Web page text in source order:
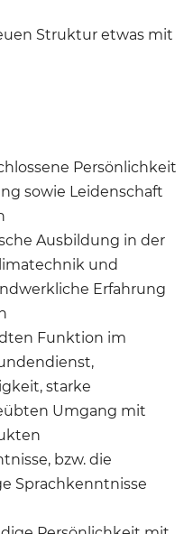
Struktur etwas mit
Persönlichkeit
sowie Leidenschaft
Ausbildung in der
und
Erfahrung
Funktion im
starke
Umgang mit
bzw. die
Sprachkenntnisse